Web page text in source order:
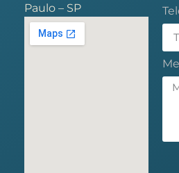
Paulo – SP